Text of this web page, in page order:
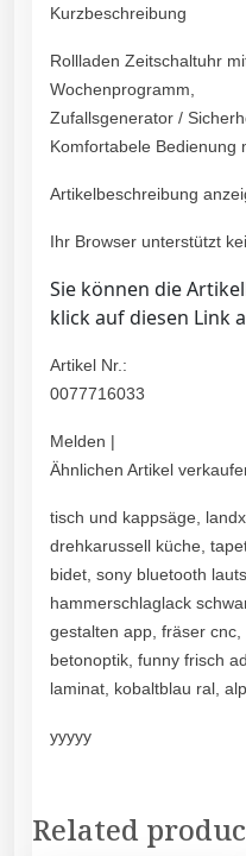
Kurzbeschreibung
Rollladen Zeitschaltuhr
Wochenprogramm,
Zufallsgenerator /
Komfortabele Bedienung
Artikelbeschreibung
Ihr Browser unterstützt
Sie können die
klick auf diesen Link
Artikel Nr.:
0077716033
Melden |
Ähnlichen Artikel
tisch und kappsäge,
drehkarussell küche,
bidet, sony bluetooth
hammerschlaglack
gestalten app, fräser
betonoptik, funny frisch
laminat, kobaltblau ral,
yyyyy
Related